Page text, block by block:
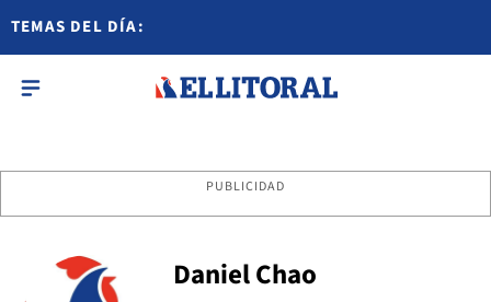
TEMAS DEL DÍA:
PUBLICIDAD
Daniel Chao